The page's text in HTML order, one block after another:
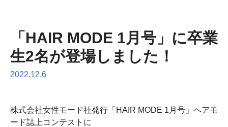
「HAIR MODE 1月号」に卒業
生2名が登場しました！
2022.12.6
株式会社女性モード社発行「HAIR MODE 1月号」ヘアモ
ード誌上コンテストに